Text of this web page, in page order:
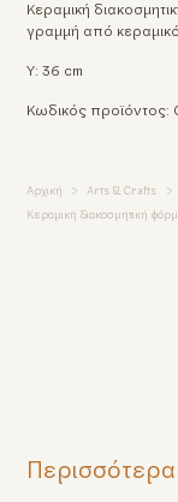
Κεραμική
γραμμή από
Υ: 36 cm
Κωδικός προϊόντος:
Αρχική Arts & Crafts
Κεραμική διακοσμητική